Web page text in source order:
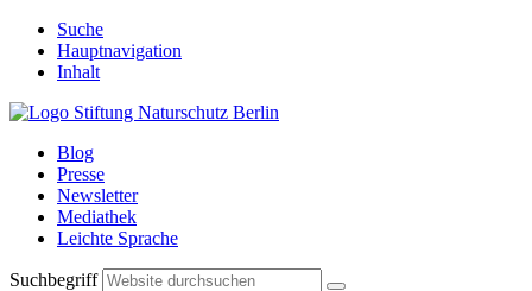
Suche
Hauptnavigation
Inhalt
Blog
Presse
Newsletter
Mediathek
Leichte Sprache
Suchbegriff